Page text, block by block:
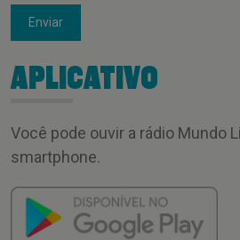
Enviar
APLICATIVO
Você pode ouvir a rádio Mundo
smartphone.